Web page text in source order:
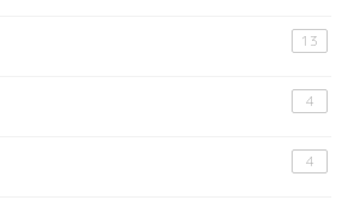
13
4
4